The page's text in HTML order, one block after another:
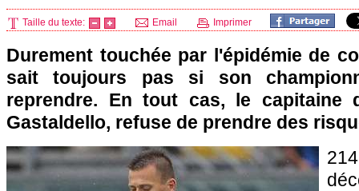
Taille du texte: Email Imprimer
Durement touchée par l'épidémie de
sait toujours pas si son
reprendre. En tout cas, le capitaine
Gastaldello, refuse de prendre des